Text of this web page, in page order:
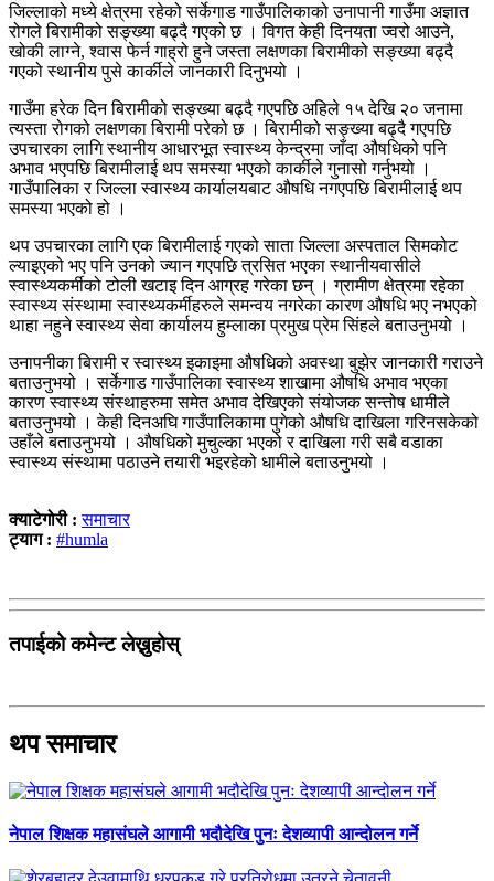
जिल्लाको मध्ये क्षेत्रमा रहेको सर्केगाड गाउँपालिकाको उनापानी गाउँमा अज्ञात
रोगले बिरामीको सङ्ख्या बढ्दै गएको छ । विगत केही दिनयता ज्वरो आउने,
खोकी लाग्ने, श्वास फेर्न गाह्रो हुने जस्ता लक्षणका बिरामीको सङ्ख्या बढ्दै
गएको स्थानीय पुसे कार्कीले जानकारी दिनुभयो ।
गाउँमा हरेक दिन बिरामीको सङ्ख्या बढ्दै गएपछि अहिले १५ देखि २० जनामा
त्यस्ता रोगको लक्षणका बिरामी परेको छ । बिरामीको सङ्ख्या बढ्दै गएपछि
उपचारका लागि स्थानीय आधारभूत स्वास्थ्य केन्द्रमा जाँदा औषधिको पनि
अभाव भएपछि बिरामीलाई थप समस्या भएको कार्कीले गुनासो गर्नुभयो ।
गाउँपालिका र जिल्ला स्वास्थ्य कार्यालयबाट औषधि नगएपछि बिरामीलाई थप
समस्या भएको हो ।
थप उपचारका लागि एक बिरामीलाई गएको साता जिल्ला अस्पताल सिमकोट
ल्याइएको भए पनि उनको ज्यान गएपछि त्रसित भएका स्थानीयवासीले
स्वास्थ्यकर्मीको टोली खटाइ दिन आग्रह गरेका छन् । ग्रामीण क्षेत्रमा रहेका
स्वास्थ्य संस्थामा स्वास्थ्यकर्मीहरुले समन्वय नगरेका कारण औषधि भए नभएको
थाहा नहुने स्वास्थ्य सेवा कार्यालय हुम्लाका प्रमुख प्रेम सिंहले बताउनुभयो ।
उनापनीका बिरामी र स्वास्थ्य इकाइमा औषधिको अवस्था बुझेर जानकारी गराउने
बताउनुभयो । सर्केगाड गाउँपालिका स्वास्थ्य शाखामा औषधि अभाव भएका
कारण स्वास्थ्य संस्थाहरुमा समेत अभाव देखिएको संयोजक सन्तोष धामीले
बताउनुभयो । केही दिनअघि गाउँपालिकामा पुगेको औषधि दाखिला गरिनसकेको
उहाँले बताउनुभयो । औषधिको मुचुल्का भएको र दाखिला गरी सबै वडाका
स्वास्थ्य संस्थामा पठाउने तयारी भइरहेको धामीले बताउनुभयो ।
क्याटेगोरी :समाचार
ट्याग : #humla
तपाईको कमेन्ट लेख्नुहोस्
थप समाचार
नेपाल शिक्षक महासंघले आगामी भदौदेखि पुनः देशव्यापी आन्दोलन गर्ने